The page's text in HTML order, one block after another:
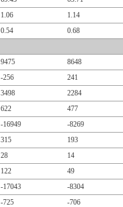
1.06 1.14
0.54 0.68
9475 8648
-256 241
3498 2284
622 477
-16949 -8269
315 193
28 14
122 49
-17043 -8304
-725 -706